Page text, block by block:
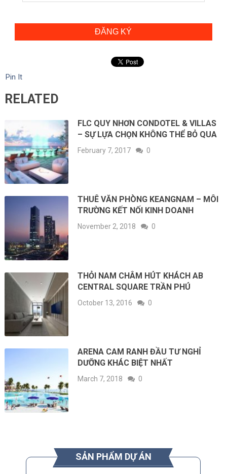
ĐĂNG KÝ
Pin It
RELATED
FLC QUY NHƠN CONDOTEL & VILLAS
– SỰ LỰA CHỌN KHÔNG THỂ BỎ QUA
February 7, 2017 0
THUÊ VĂN PHÒNG KEANGNAM – MÔI
TRƯỜNG KẾT NỐI KINH DOANH
November 2, 2018 0
THỎI NAM CHÂM HÚT KHÁCH AB
CENTRAL SQUARE TRẦN PHÚ
October 13, 2016 0
ARENA CAM RANH ĐẦU TƯ NGHỈ
DƯỠNG KHÁC BIỆT NHẤT
March 7, 2018 0
SẢN PHẨM DỰ ÁN